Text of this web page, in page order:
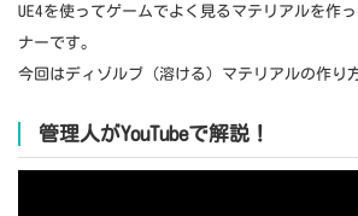
UE4を使ってゲームでよく見るマテリアルを作
ナーです。
今回はディゾルブ（溶ける）マテリアルの作り
管理人がYouTubeで解説！